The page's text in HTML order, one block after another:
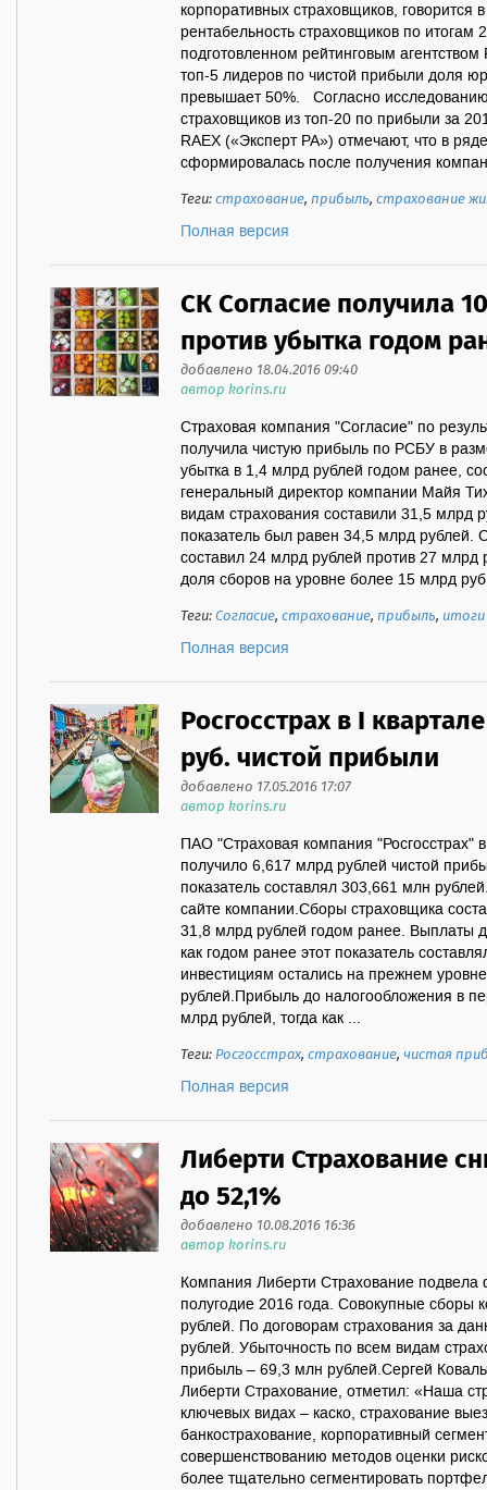
корпоративных страховщиков,
рентабельность страховщиков по
подготовленном рейтинговым
топ-5 лидеров по чистой прибыли доля
превышает 50%. Согласно
страховщиков из топ-20 по прибыли за
RAEX («Эксперт РА») отмечают, что в
сформировалась после получения
Теги:страхование,прибыль,страхование
Полная версия
СК Согласие получила
против убытка годом
добавлено 18.04.2016 09:40
автор korins.ru
Страховая компания "Согласие" по
получила чистую прибыль по РСБУ в
убытка в 1,4 млрд рублей годом ранее,
генеральный директор компании Майя
видам страхования составили 31,5 млрд
показатель был равен 34,5 млрд рублей.
составил 24 млрд рублей против 27
доля сборов на уровне более 15 млрд
Теги:Согласие,страхование,прибыль,
Полная версия
Росгосстрах в I
руб. чистой прибыли
добавлено 17.05.2016 17:07
автор korins.ru
ПАО "Страховая компания "Росгосстрах"
получило 6,617 млрд рублей чистой
показатель составлял 303,661 млн
сайте компании.Сборы страховщика
31,8 млрд рублей годом ранее. Выплаты
как годом ранее этот показатель
инвестициям остались на прежнем
рублей.Прибыль до налогообложения в
млрд рублей, тогда как ...
Теги:Росгосстрах,страхование,чистая
Полная версия
Либерти Страхование
до 52,1%
добавлено 10.08.2016 16:36
автор korins.ru
Компания Либерти Страхование подвела
полугодие 2016 года. Совокупные сборы
рублей. По договорам страхования за
рублей. Убыточность по всем видам
прибыль – 69,3 млн рублей.Сергей
Либерти Страхование, отметил: «Наша
ключевых видах – каско, страхование
банкострахование, корпоративный
совершенствованию методов оценки
более тщательно сегментировать